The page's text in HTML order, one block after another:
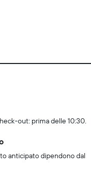
out: prima delle 10:30.
anticipato dipendono dal